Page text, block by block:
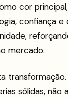
cor
confiança
mercado.
sólidas, não